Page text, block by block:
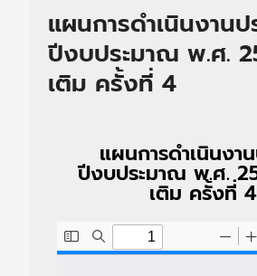
แผนการดำเนินงานป
ปีงบประมาณ พ.ศ.
เติม ครั้งที่ 4
แผนการดำเนินงาน
ปีงบประมาณ พ.ศ.
เติม ครั้งที่ 4